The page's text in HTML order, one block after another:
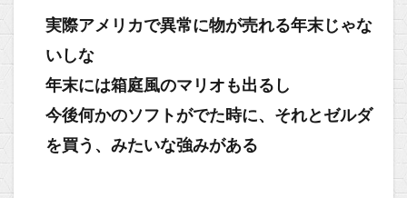
実際アメリカで異常に物が売れる年末じゃな
いしな
年末には箱庭風のマリオも出るし
今後何かのソフトがでた時に、それとゼルダ
を買う、みたいな強みがある